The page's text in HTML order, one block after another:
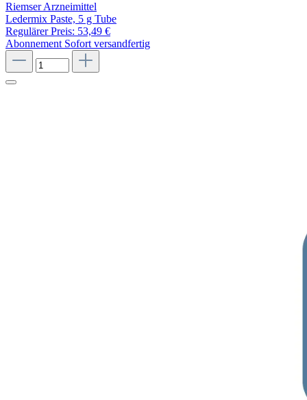
Riemser Arzneimittel
Ledermix Paste, 5 g Tube
Regulärer Preis: 53,49 €
Abonnement Sofort versandfertig